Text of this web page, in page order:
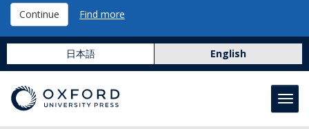
Continue Find more
日本語 English